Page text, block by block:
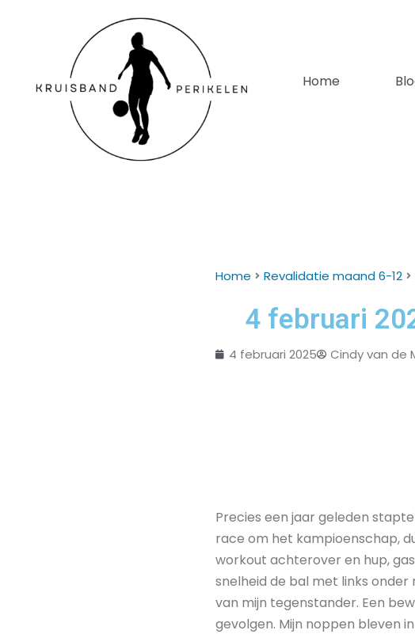
Home
Home Revalidatie maand 6-12
4 februari
4 februari 2025 Cindy van de
Precies een jaar geleden
race om het kampioenschap,
workout achterover en hup,
snelheid de bal met links
van mijn tegenstander. Een
gevolgen. Mijn noppen bleven